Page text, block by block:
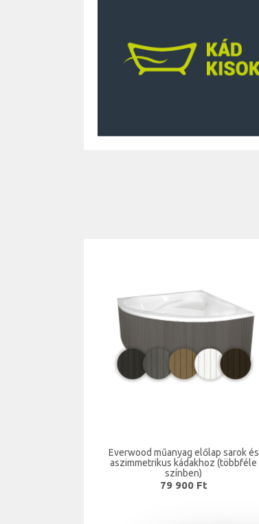
Everwood műanyag előlap sarok és
aszimmetrikus kádakhoz (többféle
színben)
79 900 Ft